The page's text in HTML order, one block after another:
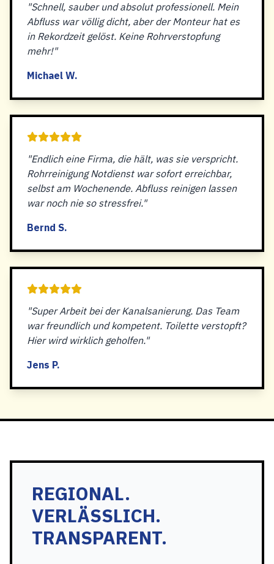
"Schnell, sauber und absolut professionell. Mein
Abfluss war völlig dicht, aber der Monteur hat es
in Rekordzeit gelöst. Keine Rohrverstopfung
mehr!"
Michael W.
"Endlich eine Firma, die hält, was sie verspricht.
Rohrreinigung Notdienst war sofort erreichbar,
selbst am Wochenende. Abfluss reinigen lassen
war noch nie so stressfrei."
Bernd S.
"Super Arbeit bei der Kanalsanierung. Das Team
war freundlich und kompetent. Toilette verstopft?
Hier wird wirklich geholfen."
Jens P.
REGIONAL.
VERLÄSSLICH.
TRANSPARENT.